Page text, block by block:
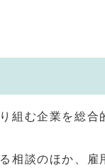
組む企業を総
相談のほか、雇